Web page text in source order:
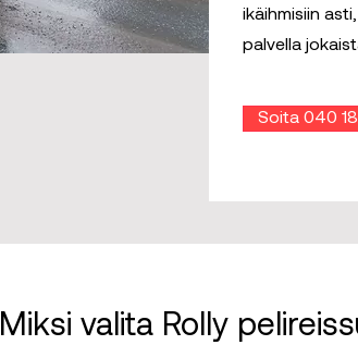
ikäihmisiin
palvella
Soita ‭040
Miksi valita Rolly